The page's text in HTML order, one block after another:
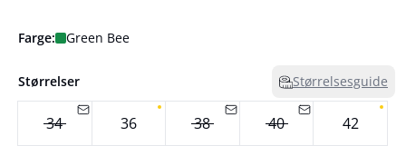
Farge: Green Bee
Størrelser Størrelsesguide
34 36 38 40 42